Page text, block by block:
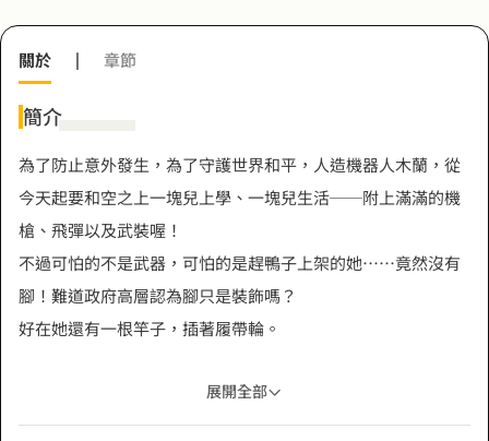
關於 | 章節
簡介
為了防止意外發生，為了守護世界和平，人造機器人木蘭，從
今天起要和空之上一塊兒上學、一塊兒生活──附上滿滿的機
槍、飛彈以及武裝喔！
不過可怕的不是武器，可怕的是趕鴨子上架的她……竟然沒有
腳！難道政府高層認為腳只是裝飾嗎？
好在她還有一根竿子，插著履帶輪。
嗯……如此美好的模樣，自然嚇壞了空之上班上所有的人，無
法接受這位新同學的聲音隨之席捲而來。
展開全部